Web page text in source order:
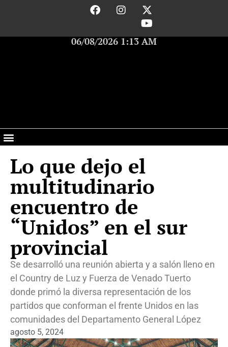
06/08/2026 1:13 AM
Lo que dejo el
multitudinario
encuentro de
“Unidos” en el sur
provincial
Se desarrolló una reunión abierta y a salón lleno en
el Country de Luz y Fuerza de Venado Tuerto
donde primó la diversa representación de los
partidos que conforman el frente Unidos en las
comunidades del Departamento General López
agosto 5, 2024